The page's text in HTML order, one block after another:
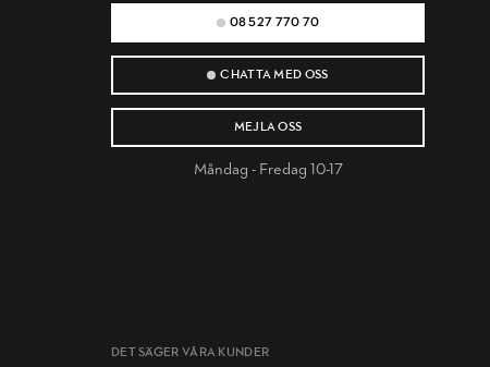
08 527 770 70
CHATTA MED OSS
MEJLA OSS
Måndag - Fredag 10-17
DET SÄGER VÅRA KUNDER